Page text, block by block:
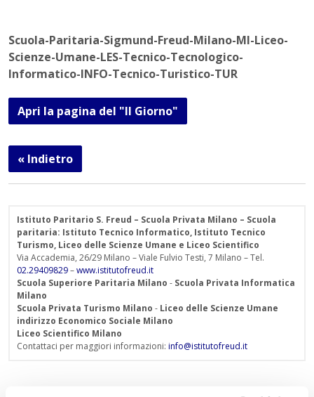
Scuola-Paritaria-Sigmund-Freud-Milano-MI-Liceo-
Scienze-Umane-LES-Tecnico-Tecnologico-
Informatico-INFO-Tecnico-Turistico-TUR
Apri la pagina del "Il Giorno"
« Indietro
Istituto Paritario S. Freud – Scuola Privata Milano – Scuola
paritaria: Istituto Tecnico Informatico, Istituto Tecnico
Turismo, Liceo delle Scienze Umane e Liceo Scientifico
Via Accademia, 26/29 Milano – Viale Fulvio Testi, 7 Milano – Tel.
02.29409829–www.istitutofreud.it
Scuola Superiore Paritaria Milano - Scuola Privata Informatica
Milano
Scuola Privata Turismo Milano - Liceo delle Scienze Umane
indirizzo Economico Sociale Milano
Liceo Scientifico Milano
Contattaci per maggiori informazioni: info@istitutofreud.it